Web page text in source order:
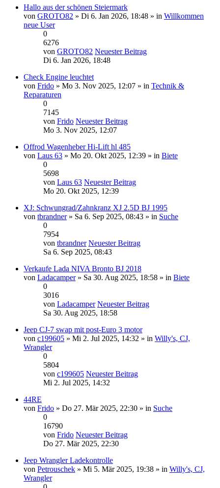
Hallo aus der schönen Steiermark
von GROTO82 » Di 6. Jan 2026, 18:48 » in Willkommen
neue User
0
6276
von GROTO82 Neuester Beitrag
Di 6. Jan 2026, 18:48
Check Engine leuchtet
von Frido » Mo 3. Nov 2025, 12:07 » in Technik &
Reparaturen
0
7145
von Frido Neuester Beitrag
Mo 3. Nov 2025, 12:07
Offrod Wagenheber Hi-Lift hl 485
von Laus 63 » Mo 20. Okt 2025, 12:39 » in Biete
0
5698
von Laus 63 Neuester Beitrag
Mo 20. Okt 2025, 12:39
XJ: Schwungrad/Zahnkranz XJ 2.5D BJ 1995
von tbrandner» Sa 6. Sep 2025, 08:43 » in Suche
0
7954
von tbrandner Neuester Beitrag
Sa 6. Sep 2025, 08:43
Verkaufe Lada NIVA Bronto BJ 2018
von Ladacamper» Sa 30. Aug 2025, 18:58 » in Biete
0
3016
von Ladacamper Neuester Beitrag
Sa 30. Aug 2025, 18:58
Jeep CJ-7 swap mit post-Euro 3 motor
von c199605 » Mi 2. Jul 2025, 14:32 » in Willy's, CJ,
Wrangler
0
5804
von c199605 Neuester Beitrag
Mi 2. Jul 2025, 14:32
44RE
von Frido » Do 27. Mär 2025, 22:30 » in Suche
0
16790
von Frido Neuester Beitrag
Do 27. Mär 2025, 22:30
Jeep Wrangler Ladekontrolle
von Petrouschek » Mi 5. Mär 2025, 19:38 » in Willy's, CJ,
Wrangler